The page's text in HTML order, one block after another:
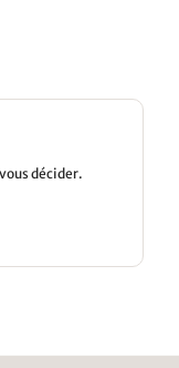
décider.